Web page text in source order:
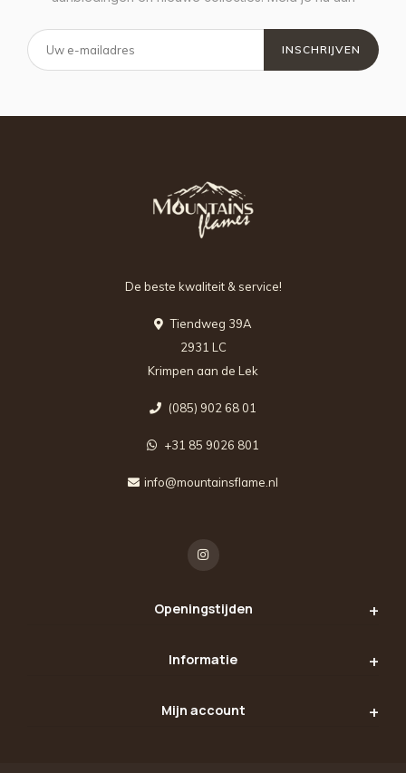
INSCHRIJVEN
De beste kwaliteit & service!
Tiendweg 39A
2931 LC
Krimpen aan de Lek
(085) 902 68 01
+31 85 9026 801
info@mountainsflame.nl
Openingstijden
Informatie
Mijn account